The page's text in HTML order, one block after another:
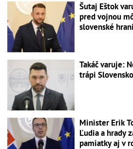
Šutaj Eštok
pred vojnou
slovenské
Takáč varuje:
trápi
Minister Erik
Ľudia a hrady
pamiatky aj v